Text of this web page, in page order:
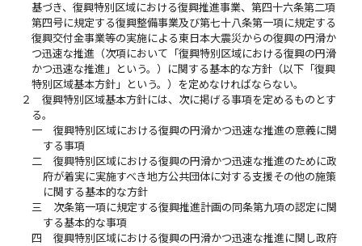
基づき、復興特別区域における復興推進事業、第四十六条第二項
第四号に規定する復興整備事業及び第七十八条第一項に規定する
復興交付金事業等の実施による東日本大震災からの復興の円滑か
つ迅速な推進（次項において「復興特別区域における復興の円滑
かつ迅速な推進」という。）に関する基本的な方針（以下「復興
特別区域基本方針」という。）を定めなければならない。
２
復興特別区域基本方針には、次に掲げる事項を定めるものとす
る。
一
復興特別区域における復興の円滑かつ迅速な推進の意義に関
する事項
二
復興特別区域における復興の円滑かつ迅速な推進のために政
府が着実に実施すべき地方公共団体に対する支援その他の施策
に関する基本的な方針
三
次条第一項に規定する復興推進計画の同条第九項の認定に関
する基本的な事項
四
復興特別区域における復興の円滑かつ迅速な推進に関し政府